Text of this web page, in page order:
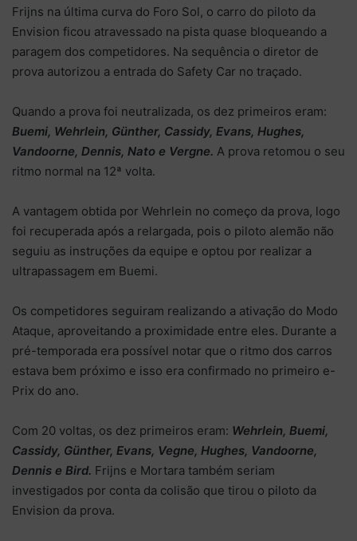
Frijns na última curva do Foro Sol, o carro do piloto da
Envision ficou atravessado na pista quase bloqueando a
paragem dos competidores. Na sequência o diretor de
prova autorizou a entrada do Safety Car no traçado.
Quando a prova foi neutralizada, os dez primeiros eram:
Buemi, Wehrlein, Günther, Cassidy, Evans, Hughes,
Vandoorne, Dennis, Nato e Vergne. A prova retomou o seu
ritmo normal na 12ª volta.
A vantagem obtida por Wehrlein no começo da prova, logo
foi recuperada após a relargada, pois o piloto alemão não
seguiu as instruções da equipe e optou por realizar a
ultrapassagem em Buemi.
Os competidores seguiram realizando a ativação do Modo
Ataque, aproveitando a proximidade entre eles. Durante a
pré-temporada era possível notar que o ritmo dos carros
estava bem próximo e isso era confirmado no primeiro e-
Prix do ano.
Com 20 voltas, os dez primeiros eram: Wehrlein, Buemi,
Cassidy, Günther, Evans, Vegne, Hughes, Vandoorne,
Dennis e Bird. Frijns e Mortara também seriam
investigados por conta da colisão que tirou o piloto da
Envision da prova.